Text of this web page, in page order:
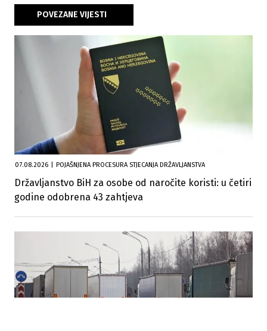
POVEZANE VIJESTI
07.08.2026 POJAŠNJENA PROCESURA STJECANJA DRŽAVLJANSTVA
Državljanstvo BiH za osobe od naročite koristi: u četiri
godine odobrena 43 zahtjeva